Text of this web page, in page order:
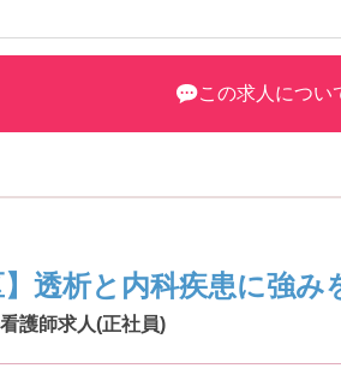
この求人につい
】透析と内科疾患に強
護師求人(正社員)